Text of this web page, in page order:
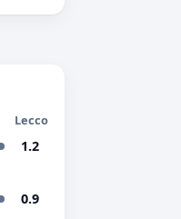
Lecco
1.2
0.9